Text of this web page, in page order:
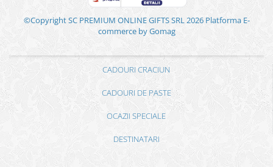
©Copyright SC PREMIUM ONLINE GIFTS SRL 2026 Platforma E-
commerce by Gomag
CADOURI CRACIUN
CADOURI DE PASTE
OCAZII SPECIALE
DESTINATARI